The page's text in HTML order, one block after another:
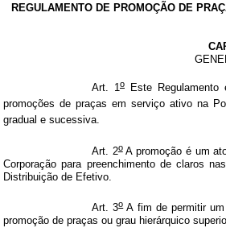
REGULAMENTO DE PROMOÇÃO DE
Art. 1 o
Este
promoções de praças em serviço ativo na
gradual e sucessiva.
Art. 2oA promoção é um
Corporação para preenchimento de claros
Distribuição de Efetivo.
Art. 3oA fim de permitir um
promoção de praças ou grau hierárquico